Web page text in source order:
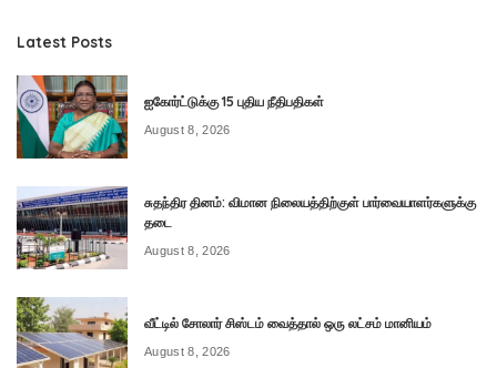
Latest Posts
ஐகோர்ட்டுக்கு 15 புதிய நீதிபதிகள்
August 8, 2026
சுதந்திர தினம்: விமான நிலையத்திற்குள் பார்வையாளர்களுக்கு
தடை
August 8, 2026
வீட்டில் சோலார் சிஸ்டம் வைத்தால் ஒரு லட்சம் மானியம்
August 8, 2026